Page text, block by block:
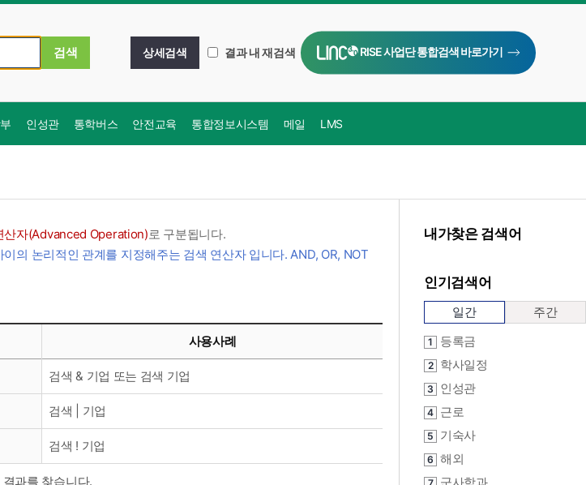
상세검색 결과 내 재검색 RISE 사업단 통합검색 바로가기
인성관 통학버스 안전교육 통합정보시스템 메일 LMS
내가찾은 검색어
인기검색어
일간 주간
1 등록금
2 학사일정
3 인성관
4 근로
5 기숙사
6 해외
산자(Advanced Operation)로 구분됩니다.
의 논리적인 관계를 지정해주는 검색 연산자 입니다. AND, OR, NOT
사용사례
검색 & 기업 또는 검색 기업
검색 | 기업
검색 ! 기업
과를 찾습니다.